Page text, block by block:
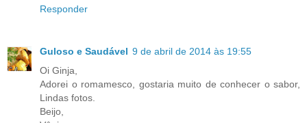
Responder
Guloso e Saudável 9 de abril de 2014 às 19:55
Oi Ginja,
Adorei o romamesco, gostaria muito de conhecer o sabor,
Lindas fotos.
Beijo,